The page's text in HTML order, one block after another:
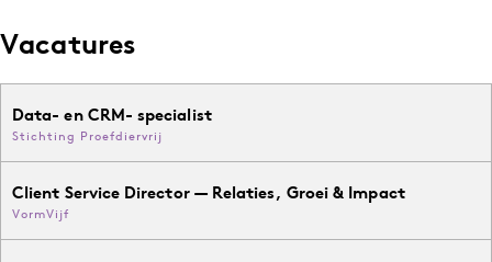
Vacatures
Data- en CRM- specialist
Stichting Proefdiervrij
Client Service Director — Relaties, Groei & Impact
VormVijf